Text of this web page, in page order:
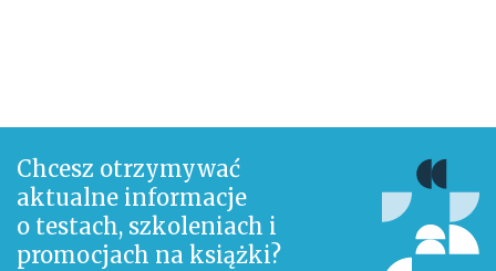
Chcesz otrzymywać
aktualne informacje
o testach, szkoleniach i
promocjach na książki?